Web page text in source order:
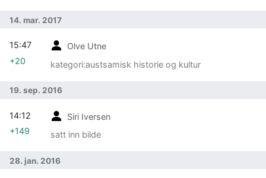
14. mar. 2017
Olve Utne
kategori:austsamisk historie og kultur
15:47
+20
19. sep. 2016
Siri Iversen
satt inn bilde
14:12
+149
28. jan. 2016